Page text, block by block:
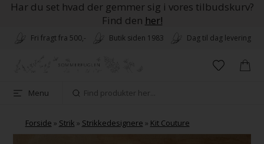
Har du set hvad der gemmer sig i vores tilbudskurv?
Find den her!
Fri fragt fra 500,- Butik siden 1983 Dag til dag levering
Menu
Forside » Strik » Strikkedesignere » Kit Couture